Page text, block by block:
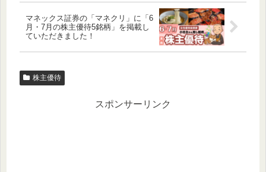
マネックス証券の「マネクリ」に「6
月・7月の株主優待5銘柄」を掲載し
ていただきました！
株主優待
スポンサーリンク